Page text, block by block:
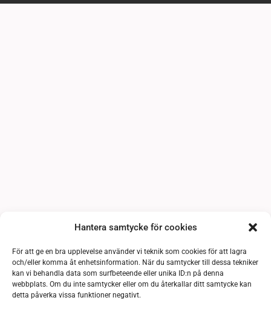
Hantera samtycke för cookies
För att ge en bra upplevelse använder vi teknik som cookies för att lagra
och/eller komma åt enhetsinformation. När du samtycker till dessa tekniker
kan vi behandla data som surfbeteende eller unika ID:n på denna
webbplats. Om du inte samtycker eller om du återkallar ditt samtycke kan
detta påverka vissa funktioner negativt.